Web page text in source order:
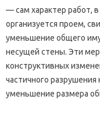
— сам характер работ,
организуется проем,
уменьшение общего
несущей стены. Эти
конструктивных
частичного
уменьшение размера